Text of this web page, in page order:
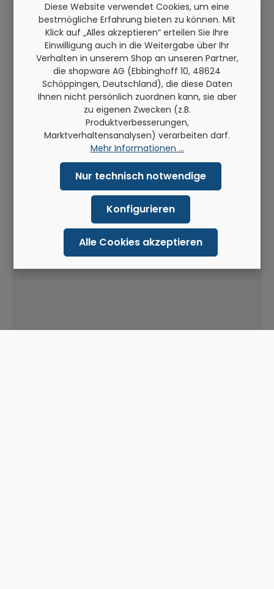
Diese Website verwendet Cookies, um eine
bestmögliche Erfahrung bieten zu können. Mit
Klick auf „Alles akzeptieren“ erteilen Sie Ihre
Einwilligung auch in die Weitergabe über Ihr
Verhalten in unserem Shop an unseren Partner,
die shopware AG (Ebbinghoff 10, 48624
Schöppingen, Deutschland), die diese Daten
Ihnen nicht persönlich zuordnen kann, sie aber
zu eigenen Zwecken (z.B.
Produktverbesserungen,
Marktverhaltensanalysen) verarbeiten darf.
Mehr Informationen ...
Nur technisch notwendige
Konfigurieren
Alle Cookies akzeptieren